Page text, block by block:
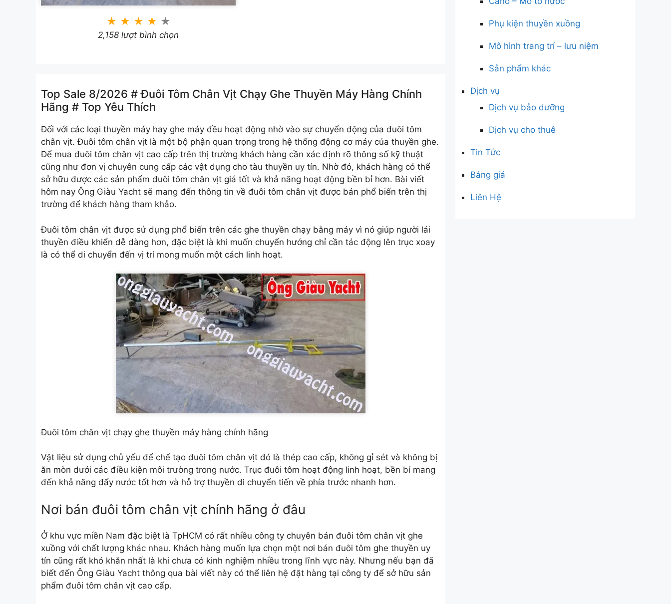
★ ★ ★ ★ ★
2,158 lượt bình chọn
Top Sale 8/2026 # Đuôi Tôm Chân Vịt Chạy Ghe Thuyền Máy Hàng Chính
Hãng # Top Yêu Thích
Đối với các loại thuyền máy hay ghe máy đều hoạt động nhờ vào sự chuyển động của đuôi tôm
chân vịt. Đuôi tôm chân vịt là một bộ phận quan trọng trong hệ thống động cơ máy của thuyền ghe.
Để mua đuôi tôm chân vịt cao cấp trên thị trường khách hàng cần xác định rõ thông số kỹ thuật
cũng như đơn vị chuyên cung cấp các vật dụng cho tàu thuyền uy tín. Nhờ đó, khách hàng có thể
sở hữu được các sản phẩm đuôi tôm chân vịt giá tốt và khả năng hoạt động bền bỉ hơn. Bài viết
hôm nay Ông Giàu Yacht sẽ mang đến thông tin về đuôi tôm chân vịt được bán phổ biến trên thị
trường để khách hàng tham khảo.
Đuôi tôm chân vịt được sử dụng phổ biến trên các ghe thuyền chạy bằng máy vì nó giúp người lái
thuyền điều khiển dễ dàng hơn, đặc biệt là khi muốn chuyển hướng chỉ cần tác động lên trục xoay
là có thể di chuyển đến vị trí mong muốn một cách linh hoạt.
Đuôi tôm chân vịt chạy ghe thuyền máy hàng chính hãng
Vật liệu sử dụng chủ yếu để chế tạo đuôi tôm chân vịt đó là thép cao cấp, không gỉ sét và không bị
ăn mòn dưới các điều kiện môi trường trong nước. Trục đuôi tôm hoạt động linh hoạt, bền bỉ mang
đến khả năng đẩy nước tốt hơn và hỗ trợ thuyền di chuyển tiến về phía trước nhanh hơn.
Nơi bán đuôi tôm chân vịt chính hãng ở đâu
Ở khu vực miền Nam đặc biệt là TpHCM có rất nhiều công ty chuyên bán đuôi tôm chân vịt ghe
xuồng với chất lượng khác nhau. Khách hàng muốn lựa chọn một nơi bán đuôi tôm ghe thuyền uy
tín cũng rất khó khăn nhất là khi chưa có kinh nghiệm nhiều trong lĩnh vực này. Nhưng nếu bạn đã
biết đến Ông Giàu Yacht thông qua bài viết này có thể liên hệ đặt hàng tại công ty để sở hữu sản
phẩm đuôi tôm chân vịt cao cấp.
Phụ kiện thuyền xuồng
Mô hình trang trí – lưu niệm
Sản phẩm khác
Dịch vụ
Dịch vụ bảo dưỡng
Dịch vụ cho thuê
Tin Tức
Bảng giá
Liên Hệ